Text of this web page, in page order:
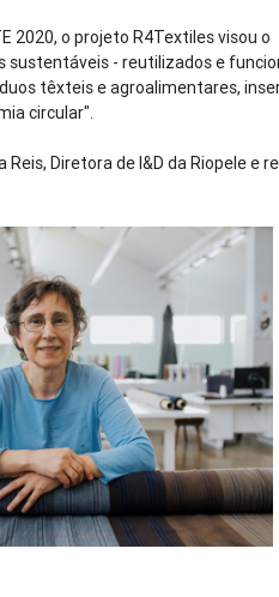
2020, o projeto R4Textiles visou o
sustentáveis - reutilizados e
têxteis e agroalimentares,
circular".
Diretora de I&D da Riopele e